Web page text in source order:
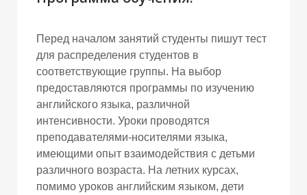
Перед началом занятий студенты пишут тест
для распределения студентов в
соответствующие группы. На выбор
предоставляются программы по изучению
английского языка, различной
интенсивности. Уроки проводятся
преподавателями-носителями языка,
имеющими опыт взаимодействия с детьми
различного возраста. На летних курсах,
помимо уроков английским языком, дети